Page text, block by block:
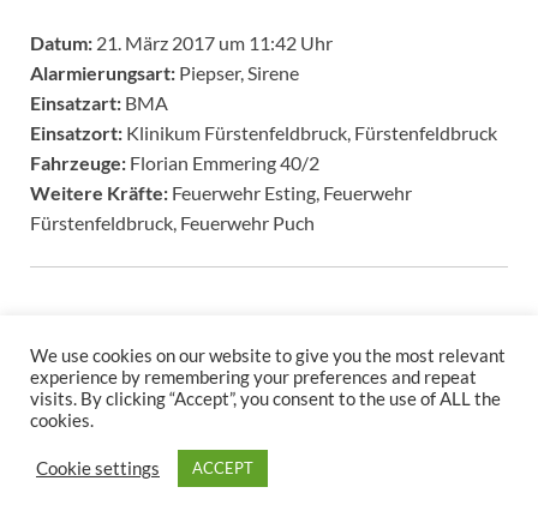
Datum: 21. März 2017 um 11:42 Uhr
Alarmierungsart: Piepser, Sirene
Einsatzart: BMA
Einsatzort: Klinikum Fürstenfeldbruck, Fürstenfeldbruck
Fahrzeuge: Florian Emmering 40/2
Weitere Kräfte: Feuerwehr Esting, Feuerwehr
Fürstenfeldbruck, Feuerwehr Puch
WordPressund
We use cookies on our website to give you the most relevant
experience by remembering your preferences and repeat
visits. By clicking “Accept”, you consent to the use of ALL the
cookies.
Cookie settings ACCEPT